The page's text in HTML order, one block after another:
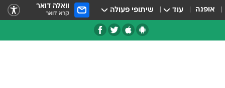
אופנה עוד שיתופי פעולה וואלה דואר
קרא דואר